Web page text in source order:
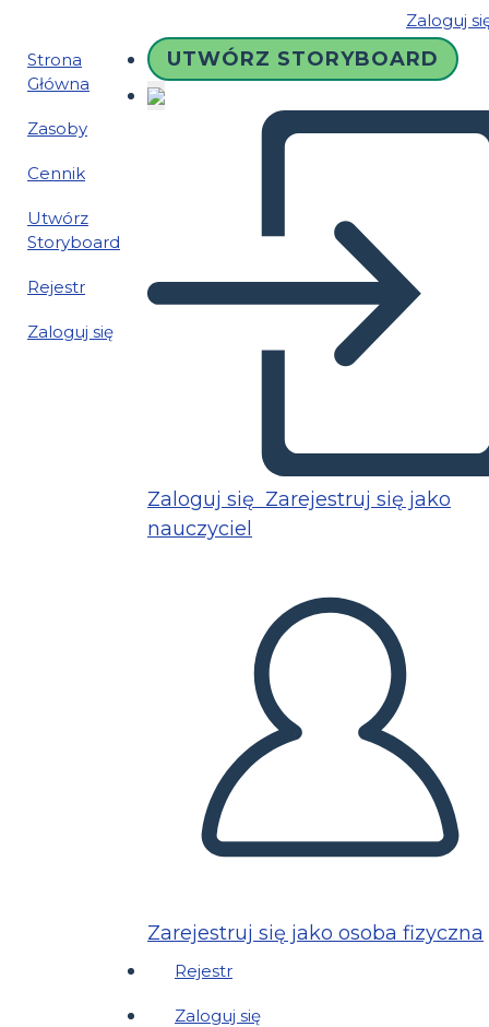
Zaloguj
Strona
Główna
Zasoby
Cennik
Utwórz
Storyboard
Rejestr
Zaloguj się
UTWÓRZ STORYBOARD
Zaloguj się Zarejestruj się jako
nauczyciel
Zarejestruj się jako osoba fizyczna
Rejestr
Zaloguj się